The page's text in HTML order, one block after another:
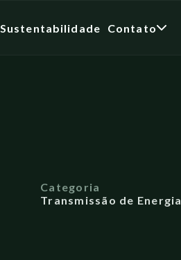
Sustentabilidade Contato
Categoria
Transmissão de Energia